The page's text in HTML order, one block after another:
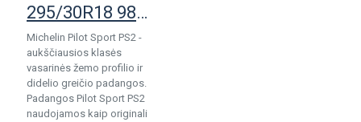
295/30R18 98Y Michelin Pilot Sport 2
Michelin Pilot Sport PS2 -
aukščiausios klasės
vasarinės žemo profilio ir
didelio greičio padangos.
Padangos Pilot Sport PS2
naudojamos kaip originali